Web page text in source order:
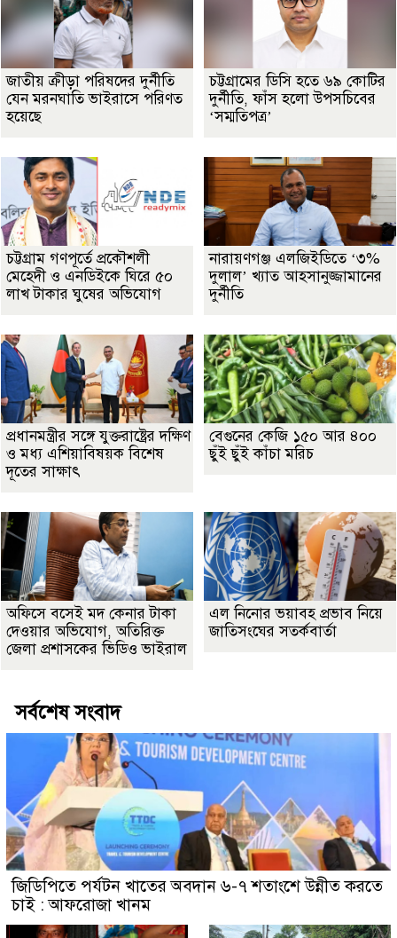
জাতীয় ক্রীড়া পরিষদের দুর্নীতি
যেন মরনঘাতি ভাইরাসে পরিণত
হয়েছে
চট্টগ্রামের ডিসি হতে ৬৯ কোটির
দুর্নীতি, ফাঁস হলো উপসচিবের
‘সম্মতিপত্র’
চট্টগ্রাম গণপূর্তে প্রকৌশলী
মেহেদী ও এনডিইকে ঘিরে ৫০
লাখ টাকার ঘুষের অভিযোগ
নারায়ণগঞ্জ এলজিইডিতে ‘৩%
দুলাল’ খ্যাত আহসানুজ্জামানের
দুর্নীতি
প্রধানমন্ত্রীর সঙ্গে যুক্তরাষ্ট্রের দক্ষিণ
ও মধ্য এশিয়াবিষয়ক বিশেষ
দূতের সাক্ষাৎ
বেগুনের কেজি ১৫০ আর ৪০০
ছুঁই ছুঁই কাঁচা মরিচ
অফিসে বসেই মদ কেনার টাকা
দেওয়ার অভিযোগ, অতিরিক্ত
জেলা প্রশাসকের ভিডিও ভাইরাল
এল নিনোর ভয়াবহ প্রভাব নিয়ে
জাতিসংঘের সতর্কবার্তা
সর্বশেষ সংবাদ
জিডিপিতে পর্যটন খাতের অবদান ৬-৭ শতাংশে উন্নীত করতে
চাই : আফরোজা খানম